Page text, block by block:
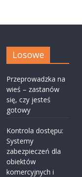
Losowe
Przeprowadzka na
wieś – zastanów
się, czy jesteś
gotowy
Kontrola dostępu:
Systemy
zabezpieczeń dla
obiektów
komercyjnych i